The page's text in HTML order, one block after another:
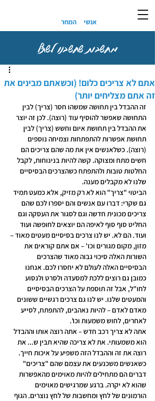
אנשי המחר
מחשבות שחשבנו לשתף
אתם לא צריכים כלום! (וכשאתם מבינים את
זה אתם מצליחים יותר)
זה ההבדל בין תחושה שמשהו חסר (צריך) לבין
התחושה שאפשר להוסיף עוד (רוצה). לכן זה יוצר
את ההבדל בין תחושת איום וחשש (צריך) לבין
תחושת אפשרות להתפתחות וצמיחה נוספים
(רוצה). כשלאנשים אין את מה שהם צריכים הם
חשים מתח ומצוקה. קשה להיות בנינוחות, לקבל
החלטות טובות ולהתפתח כשהצרכים הבסיסיים
שלנו לא מקבלים מענה.
הביטוי "צריך" הוא לא רק מזיק, אלא כמעט תמיד
גם שקרי: דברו עם אנשים והם יספרו לכם שהם
צריכים מכונית חדשה וגם לסגור את העסקה וגם
החליט סוף סוף לאיפה הם יוצאים לחופשה ועוד
ועוד. הם לא. יש לנו צרכים בסיסיים מעטים מאוד –
מזון, מקום מגורים וכו' – אם אתם קוראים את
השורות האלה סיכוי גבוה מאוד שהצרכים
הבסיסיים האלה לעולם לא יחסרו לכם. אנחנו
כמובן גם רוצים ללכת למסעדה ולסרט ולנסוע
לחו"ל, אבל זה תוספת על הצרכים הבסיסיים
והמעטים שלנו. יש לנו גם צרכים רגשיים ששונים
מאדם לאדם – להיות נאהבים, להתפתח, לסייע
לאחרים, לחוש משמעות וכו'.
אתה לא צריך רכב חדש – אתה רוצה אותו וההבדל
הוא משמעותי. את לא צריכה שהיא תבין ש... את
רוצה את זה וההבדל הזה משפיע על איכות חייך.
כשאנשים משכנעים את עצמם שהם "צריכים"
דברים הם מתחילים להיות מאוימים מהאפשרות
שהוא לא יקרה. ברגע שמרגישים מאוימים
הורמונים של לחץ ומחשבות של לחץ נוצרים. הגוף